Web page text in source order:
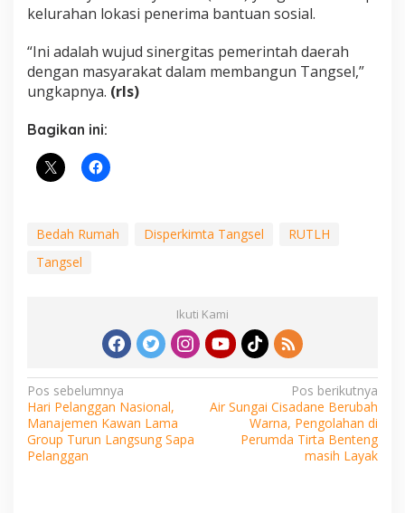
kelurahan lokasi penerima bantuan sosial.
“Ini adalah wujud sinergitas pemerintah daerah
dengan masyarakat dalam membangun Tangsel,”
ungkapnya. (rls)
Bagikan ini:
Bedah Rumah Disperkimta Tangsel
RUTLH
Tangsel
Ikuti Kami
Navigasi
pos
Pos sebelumnya
Hari Pelanggan Nasional,
Manajemen Kawan Lama
Group Turun Langsung Sapa
Pelanggan
Pos berikutnya
Air Sungai Cisadane Berubah
Warna, Pengolahan di
Perumda Tirta Benteng
masih Layak